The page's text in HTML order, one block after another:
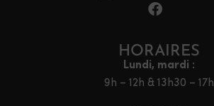
HORAIRES
Lundi, mardi :
9h – 12h & 13h30 – 17h